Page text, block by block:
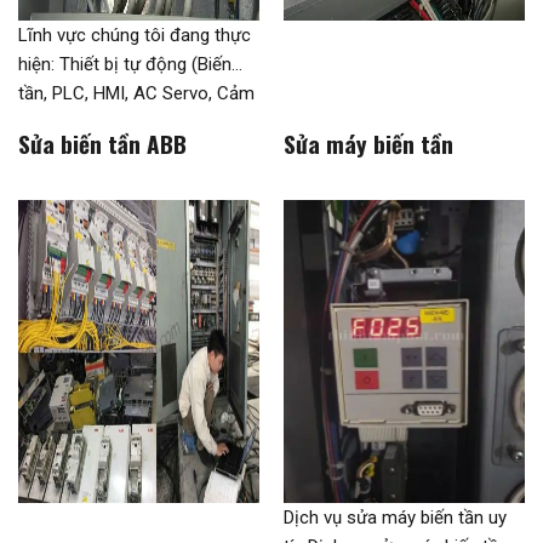
Lĩnh vực chúng tôi đang thực
hiện: Thiết bị tự động (Biến
tần, PLC, HMI, AC Servo, Cảm
kế, làm tủ điện và lập trình)
chữa biến tần, PLC,HMI,
Servo, Máy móc thiết bị)
Chúng tôi chuyên cung cấp-
sửa chữa các […]
Sửa biến tần ABB Sửa máy biến tần
Dịch vụ sửa máy biến tần uy